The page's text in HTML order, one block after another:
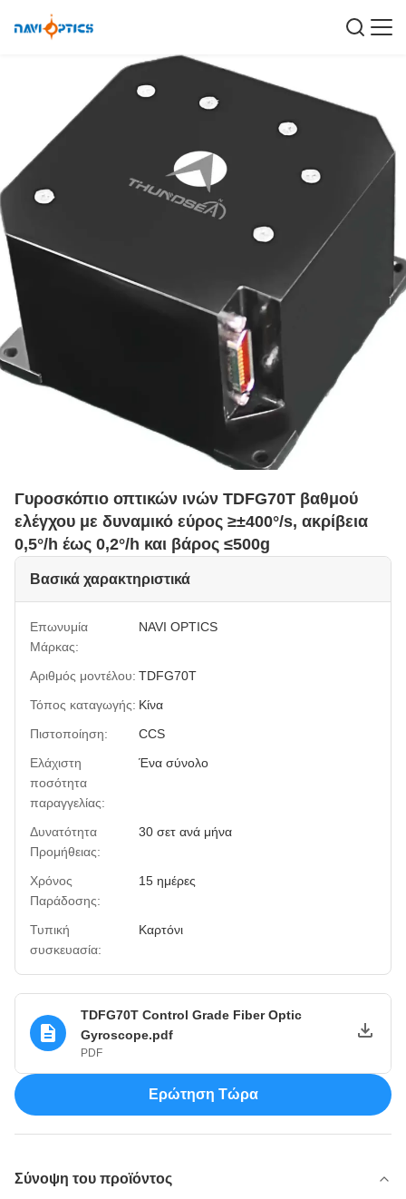
Γυροσκόπιο οπτικών ινών TDFG70T βαθμού
ελέγχου με δυναμικό εύρος ≥±400°/s, ακρίβεια
0,5°/h έως 0,2°/h και βάρος ≤500g
Βασικά χαρακτηριστικά
Επωνυμία
Μάρκας:
NAVI OPTICS
Αριθμός μοντέλου: TDFG70T
Τόπος καταγωγής: Κίνα
Πιστοποίηση:
CCS
Ελάχιστη
ποσότητα
παραγγελίας:
Ένα σύνολο
Δυνατότητα
Προμήθειας:
30 σετ ανά μήνα
Χρόνος
Παράδοσης:
15 ημέρες
Τυπική
συσκευασία:
Καρτόνι
TDFG70T Control Grade Fiber Optic
Gyroscope.pdf
PDF
Ερώτηση Τώρα
Σύνοψη του προϊόντος